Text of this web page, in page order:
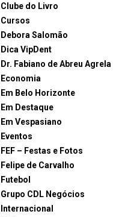
Clube do Livro
Cursos
Debora Salomão
Dica VipDent
Dr. Fabiano de Abreu Agrela
Economia
Em Belo Horizonte
Em Destaque
Em Vespasiano
Eventos
FEF – Festas e Fotos
Felipe de Carvalho
Futebol
Grupo CDL Negócios
Internacional